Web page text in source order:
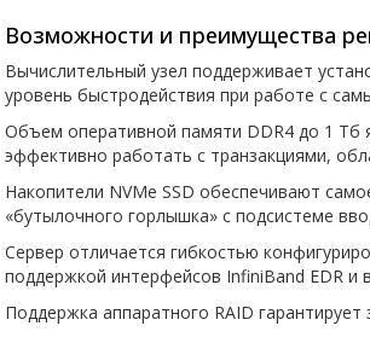
Возможности и преимущества
Вычислительный узел поддерживает
уровень быстродействия при работе с
Объем оперативной памяти DDR4 до 1 Тб
эффективно работать с транзакциями,
Накопители NVMe SSD обеспечивают
«бутылочного горлышка» с подсистеме
Сервер отличается гибкостью
поддержкой интерфейсов InfiniBand EDR
Поддержка аппаратного RAID